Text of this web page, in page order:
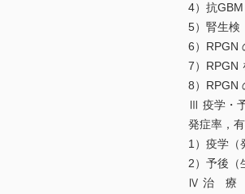
4）抗GBM
5）腎生検
6）RPGN
7）RPGN
8）RPGN
Ⅲ 疫学・
発症率，
1）疫学（
2）予後（
Ⅳ 治 療